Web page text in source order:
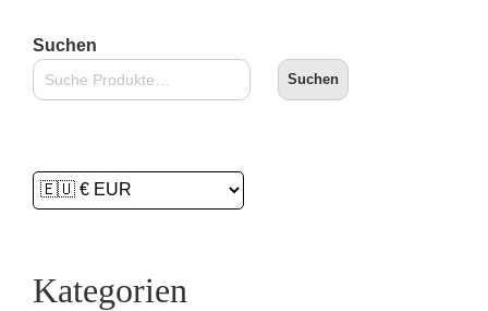
Suchen
Suchen
Kategorien